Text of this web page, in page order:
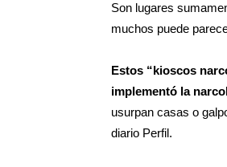
Son lugares
muchos puede
Estos “kioscos
implementó la
usurpan casas o
diario Perfil.